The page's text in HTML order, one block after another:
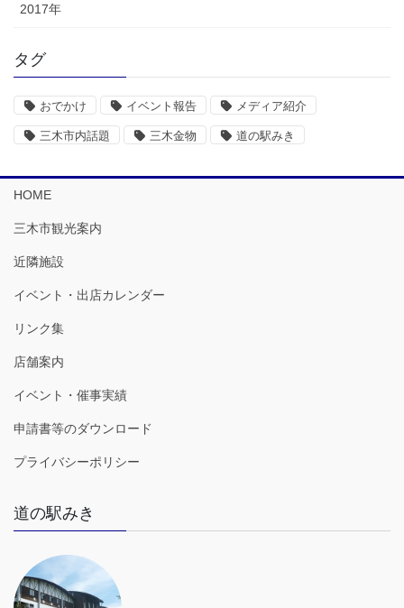
2017年
タグ
おでかけ イベント報告 メディア紹介
三木市内話題 三木金物 道の駅みき
HOME
三木市観光案内
近隣施設
イベント・出店カレンダー
リンク集
店舗案内
イベント・催事実績
申請書等のダウンロード
プライバシーポリシー
道の駅みき